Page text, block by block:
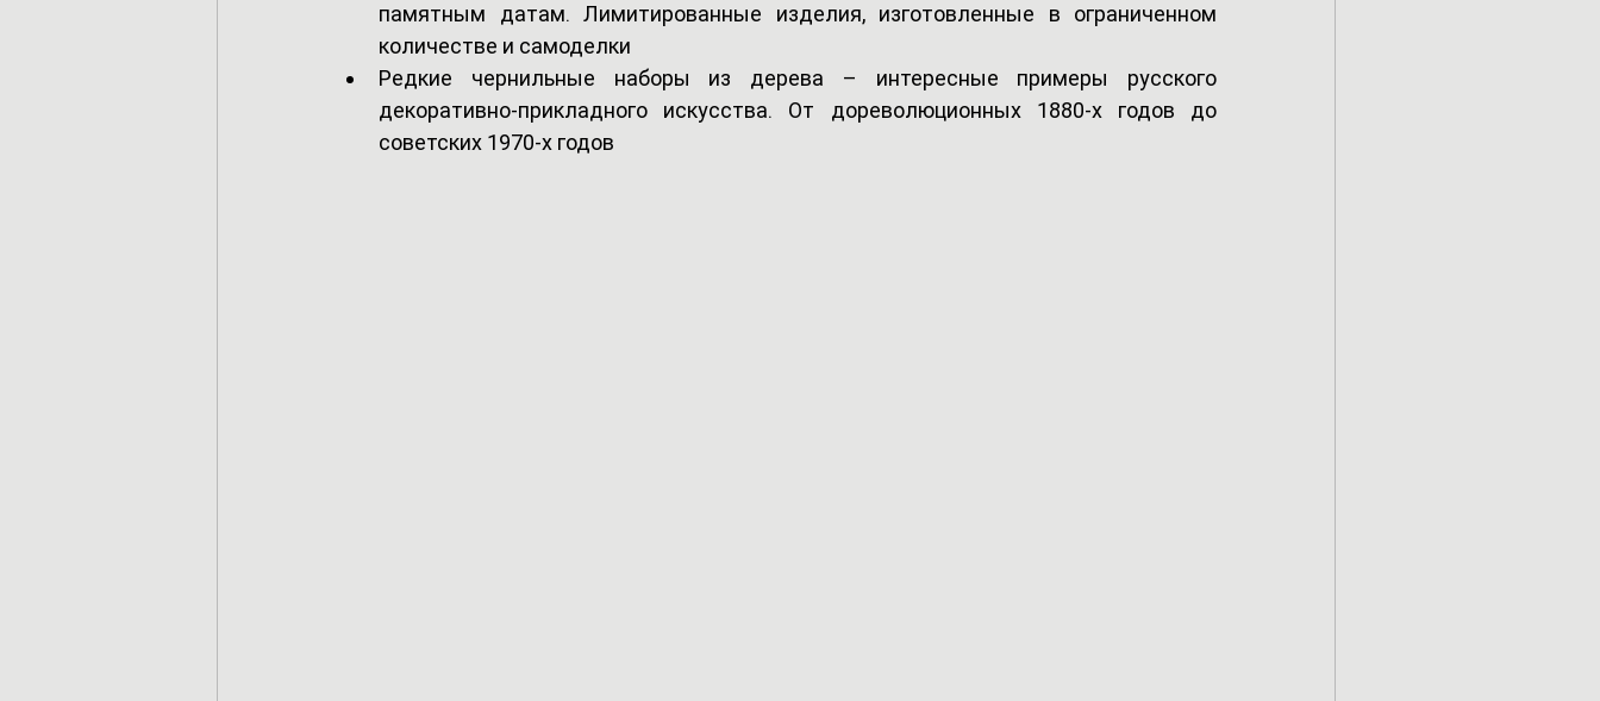
памятным датам. Лимитированные изделия, изготовленные в ограниченном
количестве и самоделки
Редкие чернильные наборы из дерева – интересные примеры русского
декоративно-прикладного искусства. От дореволюционных 1880-х годов до
советских 1970-х годов